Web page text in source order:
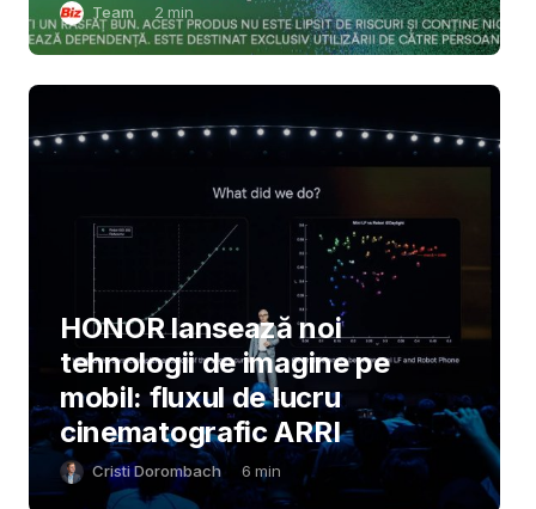
Team 2 min
HONOR lansează noi
tehnologii de imagine pe
mobil: fluxul de lucru
cinematografic ARRI
Cristi Dorombach 6 min